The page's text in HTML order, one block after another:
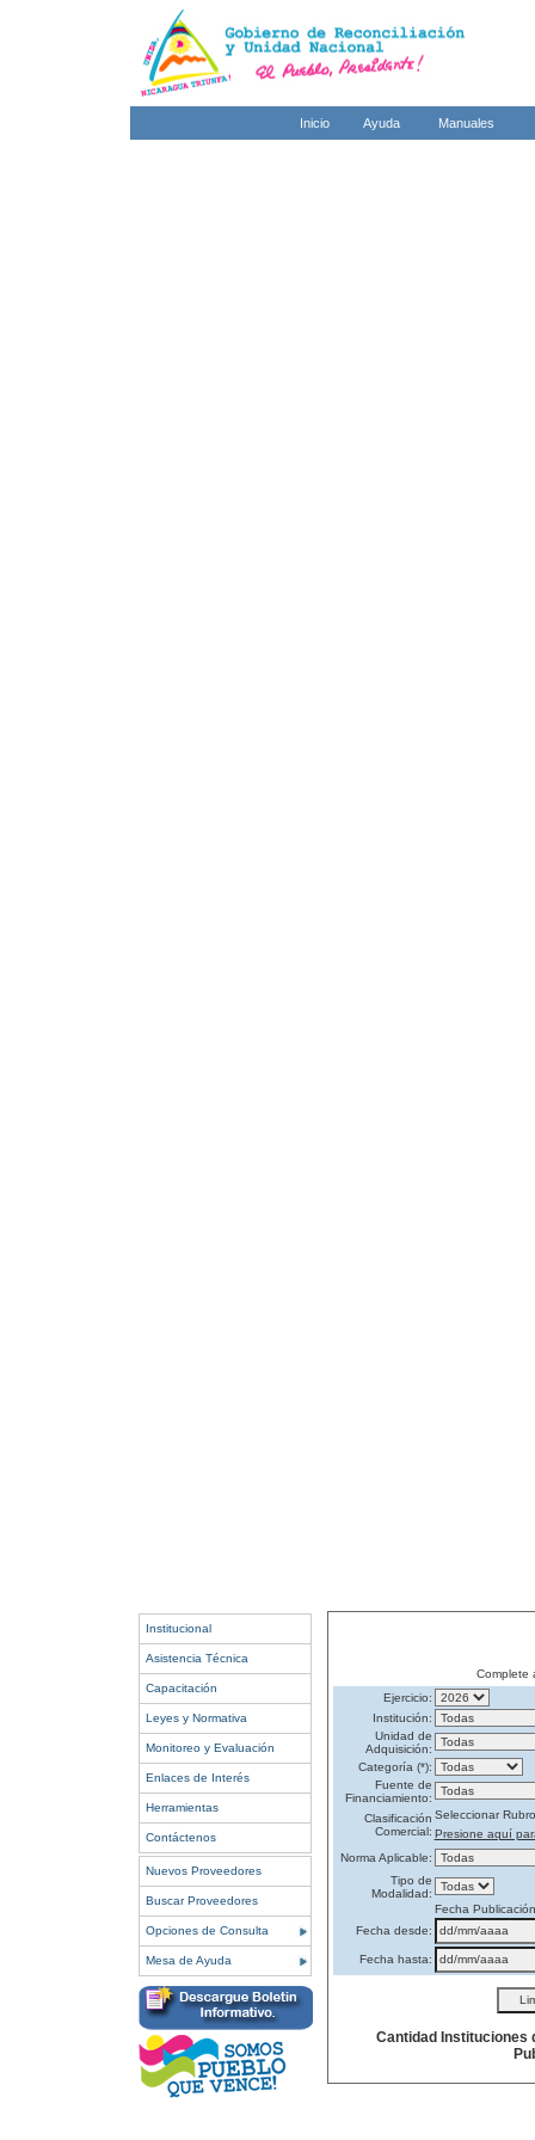
Inicio Ayuda Manuales
Institucional
Asistencia Técnica
Capacitación
Leyes y Normativa
Monitoreo y Evaluación
Enlaces de Interés
Herramientas
Contáctenos
Nuevos Proveedores
Buscar Proveedores
Opciones de Consulta
Mesa de Ayuda
Complete
Ejercicio:
Institución:
Unidad de
Adquisición:
Categoría (*):
Fuente de
Financiamiento:
Clasificación
Comercial:
Seleccionar Rubro
Presione aquí
Norma Aplicable:
Tipo de
Modalidad:
Fecha Publicación
Fecha desde:
Fecha hasta:
Cantidad Instituciones